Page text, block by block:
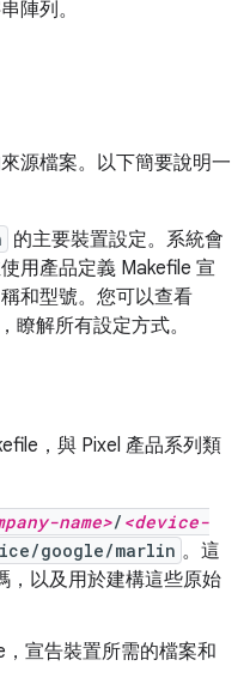
陣列。
源檔案。以下簡要說明一
的主要裝置設定。系統會
用產品定義 Makefile 宣
和型號。您可以查看
瞭解所有設定方式。
，與 Pixel 產品系列類
name>/ <device-
google/marlin 。這
，以及用於建構這些原始
，宣告裝置所需的檔案和